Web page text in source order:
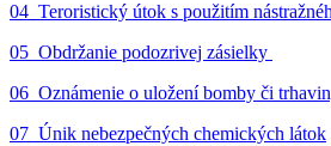
04_Teroristický útok s použitím
05_Obdržanie podozrivej zásielky
06_Oznámenie o uložení bomby či
07_Únik nebezpečných chemických látok